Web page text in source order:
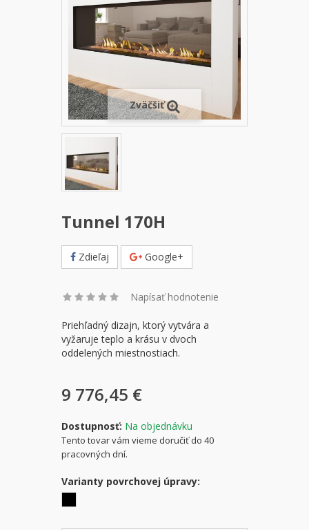
Zväčšiť
Tunnel 170H
Zdieľaj Google+
Napísať hodnotenie
Priehľadný dizajn, ktorý vytvára a
vyžaruje teplo a krásu v dvoch
oddelených miestnostiach.
9 776,45 €
Dostupnosť: Na objednávku
Tento tovar vám vieme doručiť do 40
pracovných dní.
Varianty povrchovej úpravy: